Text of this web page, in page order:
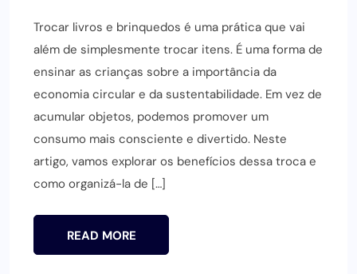
Trocar livros e brinquedos é uma prática que vai
além de simplesmente trocar itens. É uma forma de
ensinar as crianças sobre a importância da
economia circular e da sustentabilidade. Em vez de
acumular objetos, podemos promover um
consumo mais consciente e divertido. Neste
artigo, vamos explorar os benefícios dessa troca e
como organizá-la de […]
READ MORE